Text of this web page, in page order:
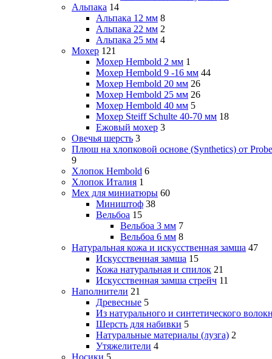
Альпака 14
Альпака 12 мм 8
Альпака 22 мм 2
Альпака 25 мм 4
Мохер 121
Мохер Hembold 2 мм 1
Мохер Hembold 9 -16 мм 44
Мохер Hembold 20 мм 26
Мохер Hembold 25 мм 26
Мохер Hembold 40 мм 5
Мохер Steiff Schulte 40-70 мм 18
Ежовый мохер 3
Овечья шерсть 3
Плюш на хлопковой основе (Synthetics) от
9
Хлопок Hembold 6
Хлопок Италия 1
Мех для миниатюры 60
Миништоф 38
Вельбоа 15
Вельбоа 3 мм 7
Вельбоа 6 мм 8
Натуральная кожа и искусственная замша 47
Искусственная замша 15
Кожа натуральная и спилок 21
Искусственная замша стрейч 11
Наполнители 21
Древесные 5
Из натурального и синтетического
Шерсть для набивки 5
Натуральные материалы (лузга) 2
Утяжелители 4